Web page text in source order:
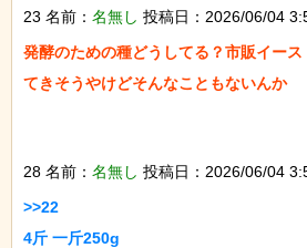
23 名前： 名無し 投稿日：2026/06/04
発酵のための種どうしてる？市販イー
てきそうやけどそんなこともないんか
28 名前： 名無し 投稿日：2026/06/04
>>22
4斤 一斤250g